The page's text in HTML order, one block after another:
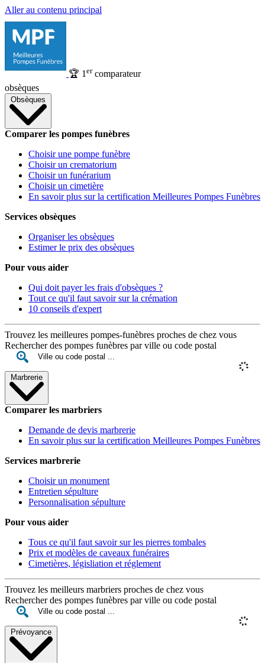
Aller au contenu principal
🏆 1 ercomparateur
obsèques
Obsèques
Comparer les pompes funèbres
Choisir une pompe funèbre
Choisir un crematorium
Choisir un funérarium
Choisir un cimetière
En savoir plus sur la certification Meilleures Pompes Funèbres
Services obsèques
Organiser les obsèques
Estimer le prix des obsèques
Pour vous aider
Qui doit payer les frais d'obsèques ?
Tout ce qu'il faut savoir sur la crémation
10 conseils d'expert
Trouvez les meilleures pompes-funèbres proches de chez vous
Rechercher des pompes funèbres par ville ou code postal
Marbrerie
Comparer les marbriers
Demande de devis marbrerie
En savoir plus sur la certification Meilleures Pompes Funèbres
Services marbrerie
Choisir un monument
Entretien sépulture
Personnalisation sépulture
Pour vous aider
Tous ce qu'il faut savoir sur les pierres tombales
Prix et modèles de caveaux funéraires
Cimetières, législiation et réglement
Trouvez les meilleurs marbriers proches de chez vous
Rechercher des pompes funèbres par ville ou code postal
Prévoyance